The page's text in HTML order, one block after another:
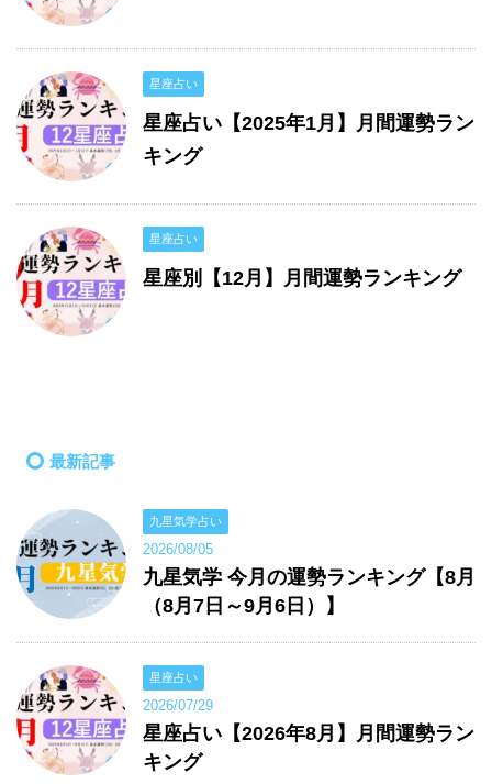
星座占い
星座占い【2025年1月】月間運勢ラン
キング
星座占い
星座別【12月】月間運勢ランキング
最新記事
九星気学占い
2026/08/05
九星気学 今月の運勢ランキング【8月
（8月7日～9月6日）】
星座占い
2026/07/29
星座占い【2026年8月】月間運勢ラン
キング